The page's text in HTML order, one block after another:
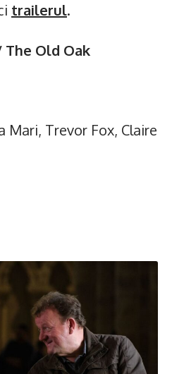
trailerul.
Old Oak
Mari, Trevor Fox, Claire